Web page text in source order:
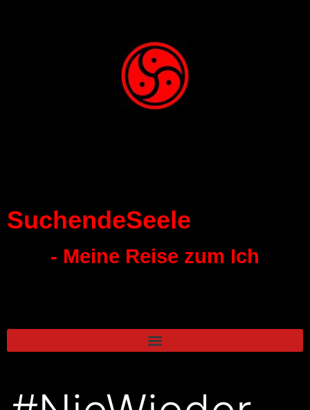
SuchendeSeele
- Meine Reise zum Ich